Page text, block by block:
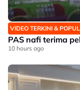
VIDEO TERKINI &
PAS nafi terima
10 hours ago